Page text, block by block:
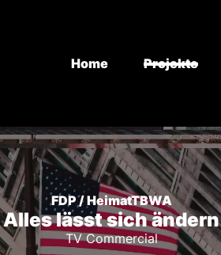
Home Projekte
FDP / HeimatTBWA
Alles lässt sich ändern
TV Commercial